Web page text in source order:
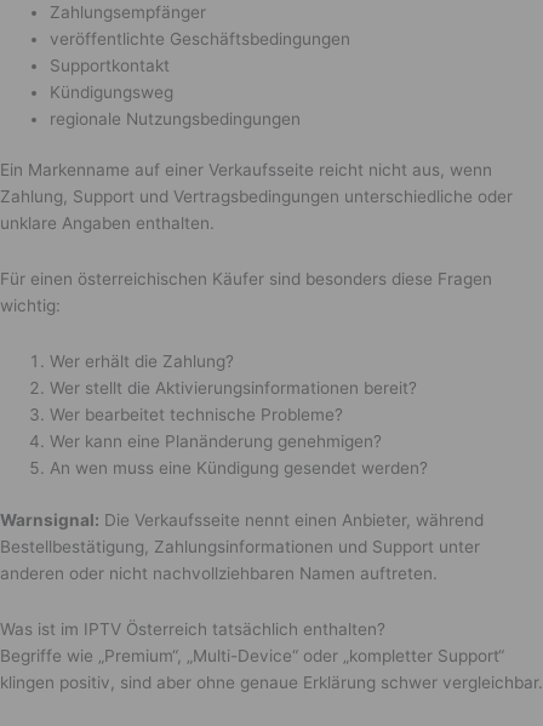
Zahlungsempfänger
veröffentlichte Geschäftsbedingungen
Supportkontakt
Kündigungsweg
regionale Nutzungsbedingungen
Ein Markenname auf einer Verkaufsseite reicht nicht aus, wenn
Zahlung, Support und Vertragsbedingungen unterschiedliche oder
unklare Angaben enthalten.
Für einen österreichischen Käufer sind besonders diese Fragen
wichtig:
Wer erhält die Zahlung?
Wer stellt die Aktivierungsinformationen bereit?
Wer bearbeitet technische Probleme?
Wer kann eine Planänderung genehmigen?
An wen muss eine Kündigung gesendet werden?
Warnsignal: Die Verkaufsseite nennt einen Anbieter, während
Bestellbestätigung, Zahlungsinformationen und Support unter
anderen oder nicht nachvollziehbaren Namen auftreten.
Was ist im IPTV Österreich tatsächlich enthalten?
Begriffe wie „Premium“, „Multi-Device“ oder „kompletter Support“
klingen positiv, sind aber ohne genaue Erklärung schwer vergleichbar.